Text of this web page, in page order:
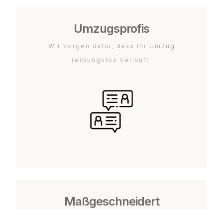
Umzugsprofis
Wir sorgen dafür, dass Ihr Umzug
reibungslos verläuft.
Maßgeschneidert